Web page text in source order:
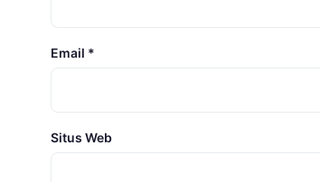
Email *
Situs Web